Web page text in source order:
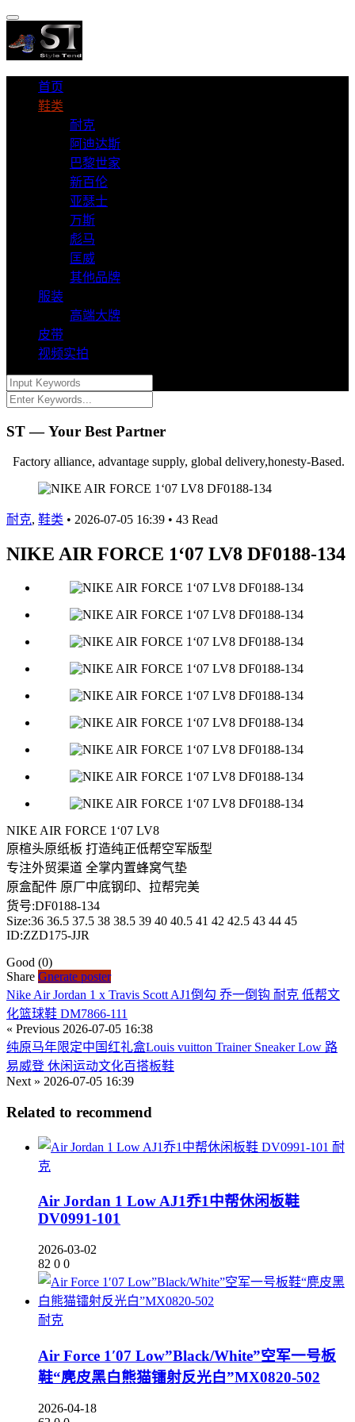
首页
鞋类
耐克
阿迪达斯
巴黎世家
新百伦
亚瑟士
万斯
彪马
匡威
其他品牌
服装
高端大牌
皮带
视频实拍
ST — Your Best Partner
Factory alliance, advantage supply, global delivery,honesty-Based.
耐克, 鞋类 • 2026-07-05 16:39 • 43 Read
NIKE AIR FORCE 1‘07 LV8 DF0188-134
NIKE AIR FORCE 1‘07 LV8
原楦头原纸板 打造纯正低帮空军版型
专注外贸渠道 全掌内置蜂窝气垫
原盒配件 原厂中底钢印、拉帮完美
货号:DF0188-134
Size:36 36.5 37.5 38 38.5 39 40 40.5 41 42 42.5 43 44 45
ID:ZZD175-JJR
Good (0)
Share Gnerate poster
Nike Air Jordan 1 x Travis Scott AJ1倒勾 乔一倒钩 耐克 低帮文
化篮球鞋 DM7866-111
« Previous 2026-07-05 16:38
纯原马年限定中国红礼盒Louis vuitton Trainer Sneaker Low 路
易威登 休闲运动文化百搭板鞋
Next » 2026-07-05 16:39
Related to recommend
耐
克
Air Jordan 1 Low AJ1乔1中帮休闲板鞋
DV0991-101
2026-03-02
82 0 0
耐克
Air Force 1′07 Low”Black/White”空军一号板
鞋“麂皮黑白熊猫镭射反光白”MX0820-502
2026-04-18